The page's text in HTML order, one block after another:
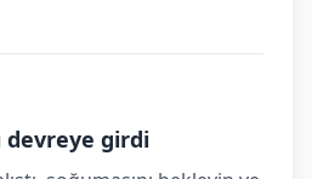
devreye girdi